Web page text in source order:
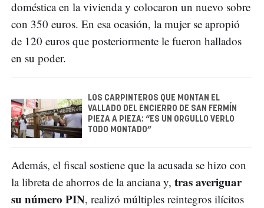
doméstica en la vivienda y colocaron un nuevo sobre
con 350 euros. En esa ocasión, la mujer se apropió
de 120 euros que posteriormente le fueron hallados
en su poder.
LOS CARPINTEROS QUE MONTAN EL
VALLADO DEL ENCIERRO DE SAN FERMÍN
PIEZA A PIEZA: “ES UN ORGULLO VERLO
TODO MONTADO”
Además, el fiscal sostiene que la acusada se hizo con
la libreta de ahorros de la anciana y, tras averiguar
su número PIN, realizó múltiples reintegros ilícitos